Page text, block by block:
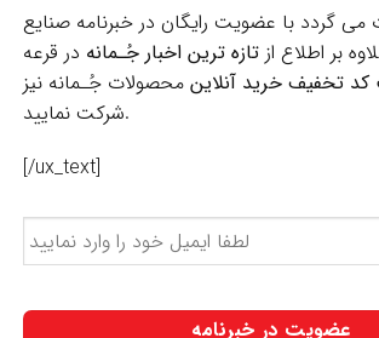
می گردد با عضویت رایگان در خبرنامه صنایع
بر اطلاع ازتازه ترین اخبار جُـمانه در قرعه
کد تخفیف خرید آنلاین محصولات جُـمانه نیز
شرکت نمایید.
[/ux_text]
لطفا
ایمیل
خود
وارد